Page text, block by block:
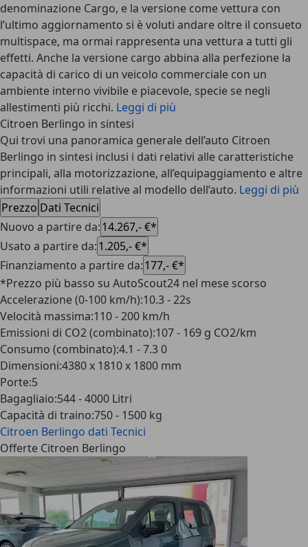
denominazione Cargo, e la versione come vettura con
l’ultimo aggiornamento si è voluti andare oltre il consueto
multispace, ma ormai rappresenta una vettura a tutti gli
effetti. Anche la versione cargo abbina alla perfezione la
capacità di carico di un veicolo commerciale con un
ambiente interno vivibile e piacevole, specie se negli
allestimenti più ricchi. Leggi di più
Citroen Berlingo in sintesi
Qui trovi una panoramica generale dell’auto Citroen
Berlingo in sintesi inclusi i dati relativi alle caratteristiche
principali, alla motorizzazione, all’equipaggiamento e altre
informazioni utili relative al modello dell’auto. Leggi di più
Prezzo Dati Tecnici
Nuovo a partire da:14.267,- €*
Usato a partire da:1.205,- €*
Finanziamento a partire da:177,- €*
*Prezzo più basso su AutoScout24 nel mese scorso
Accelerazione (0-100 km/h):10.3 - 22s
Velocità massima:110 - 200 km/h
Emissioni di CO2 (combinato):107 - 169 g CO2/km
Consumo (combinato):4.1 - 7.3 0
Dimensioni:4380 x 1810 x 1800 mm
Porte:5
Bagagliaio:544 - 4000 Litri
Capacità di traino:750 - 1500 kg
Citroen Berlingo dati Tecnici
Offerte Citroen Berlingo